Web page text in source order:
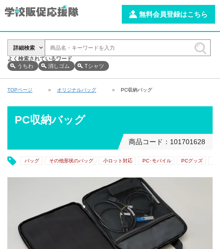
無料会員登録はこちら
詳細検索
よく検索されているワード
うちわ
消しゴム Tシャツ
TOPページ オリジナルバッグ PC収納バッグ
PC収納バッグ
商品コード：101701628
バッグ その他形状のバッグ 小ロット対応 PC･モバイル PCグッズ